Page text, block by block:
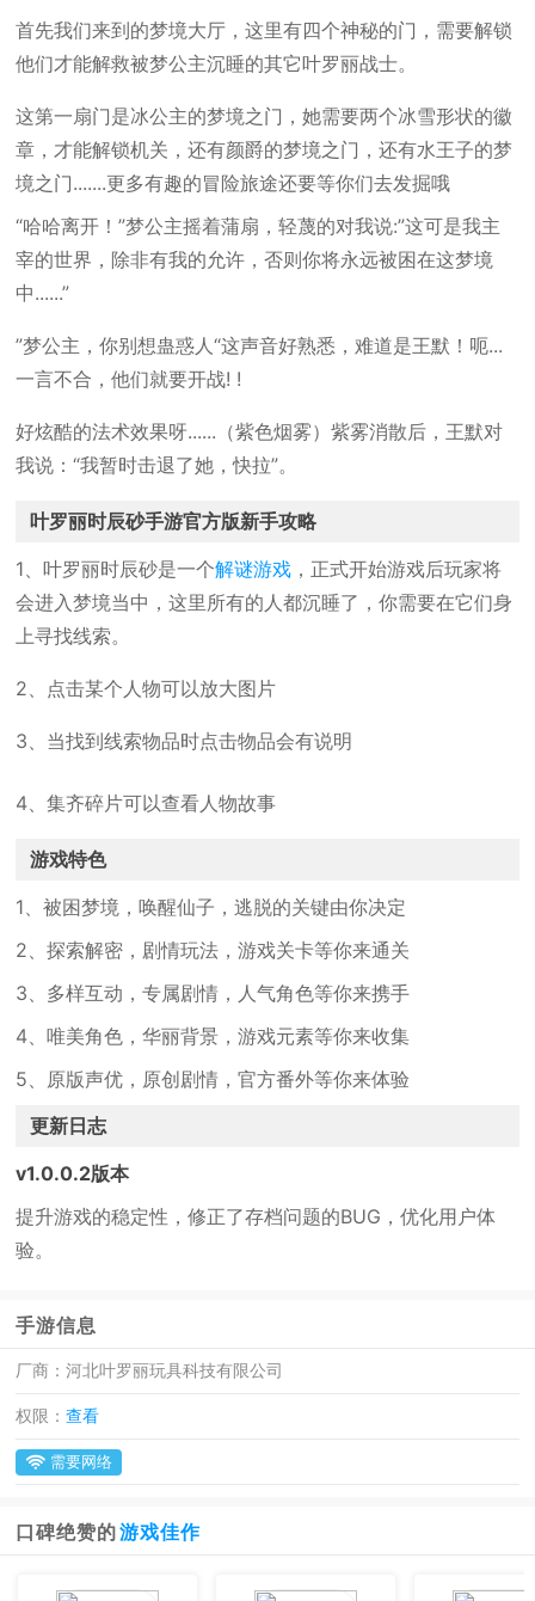
首先我们来到的梦境大厅，这里有四个神秘的门，需要解锁
他们才能解救被梦公主沉睡的其它叶罗丽战士。
这第一扇门是冰公主的梦境之门，她需要两个冰雪形状的徽
章，才能解锁机关，还有颜爵的梦境之门，还有水王子的梦
境之门.......更多有趣的冒险旅途还要等你们去发掘哦
“哈哈离开！”梦公主摇着蒲扇，轻蔑的对我说:”这可是我主
宰的世界，除非有我的允许，否则你将永远被困在这梦境
中......”
”梦公主，你别想蛊惑人“这声音好熟悉，难道是王默！呃...
一言不合，他们就要开战! !
好炫酷的法术效果呀......（紫色烟雾）紫雾消散后，王默对
我说：“我暂时击退了她，快拉”。
叶罗丽时辰砂手游官方版新手攻略
1、叶罗丽时辰砂是一个解谜游戏 ，正式开始游戏后玩家将
会进入梦境当中，这里所有的人都沉睡了，你需要在它们身
上寻找线索。
2、点击某个人物可以放大图片
3、当找到线索物品时点击物品会有说明
4、集齐碎片可以查看人物故事
游戏特色
1、被困梦境，唤醒仙子，逃脱的关键由你决定
2、探索解密，剧情玩法，游戏关卡等你来通关
3、多样互动，专属剧情，人气角色等你来携手
4、唯美角色，华丽背景，游戏元素等你来收集
5、原版声优，原创剧情，官方番外等你来体验
更新日志
v1.0.0.2版本
提升游戏的稳定性，修正了存档问题的BUG，优化用户体
验。
手游信息
厂商：河北叶罗丽玩具科技有限公司
权限：查看
需要网络
口碑绝赞的 游戏佳作